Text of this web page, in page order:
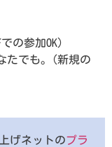
の参加OK）
たでも。(新規の
げネットのプラ